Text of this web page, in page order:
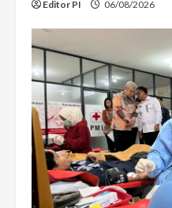
Editor PI 06/08/2026